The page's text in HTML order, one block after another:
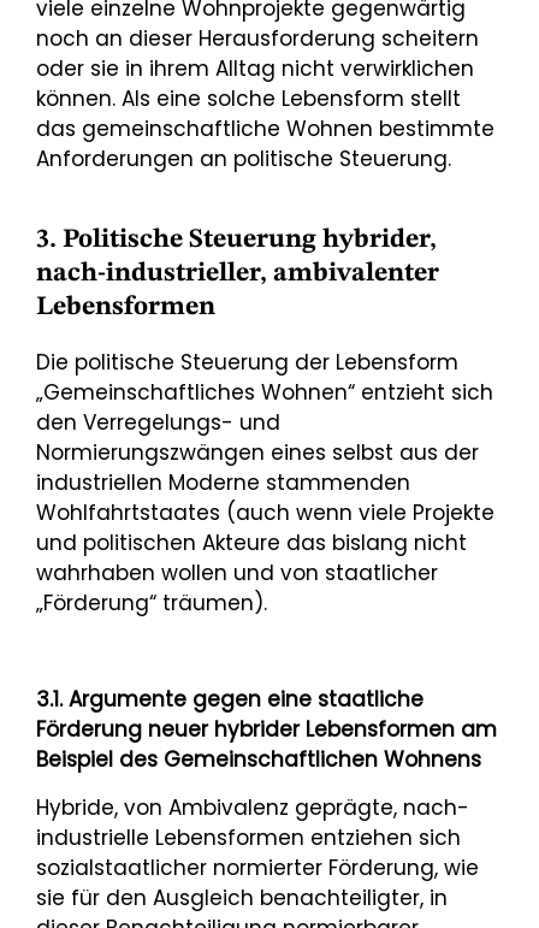
viele einzelne Wohnprojekte gegenwärtig
noch an dieser Herausforderung scheitern
oder sie in ihrem Alltag nicht verwirklichen
können. Als eine solche Lebensform stellt
das gemeinschaftliche Wohnen bestimmte
Anforderungen an politische Steuerung.
3. Politische Steuerung hybrider,
nach-industrieller, ambivalenter
Lebensformen
Die politische Steuerung der Lebensform
„Gemeinschaftliches Wohnen“ entzieht sich
den Verregelungs- und
Normierungszwängen eines selbst aus der
industriellen Moderne stammenden
Wohlfahrtstaates (auch wenn viele Projekte
und politischen Akteure das bislang nicht
wahrhaben wollen und von staatlicher
„Förderung“ träumen).
3.1. Argumente gegen eine staatliche
Förderung neuer hybrider Lebensformen am
Beispiel des Gemeinschaftlichen Wohnens
Hybride, von Ambivalenz geprägte, nach-
industrielle Lebensformen entziehen sich
sozialstaatlicher normierter Förderung, wie
sie für den Ausgleich benachteiligter, in